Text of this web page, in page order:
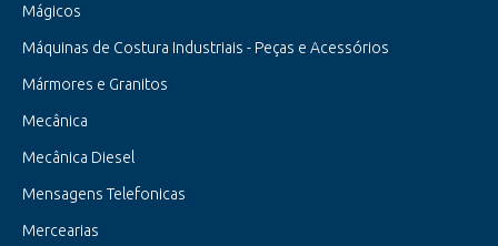
Mágicos
Máquinas de Costura Industriais - Peças e Acessórios
Mármores e Granitos
Mecânica
Mecânica Diesel
Mensagens Telefonicas
Mercearias